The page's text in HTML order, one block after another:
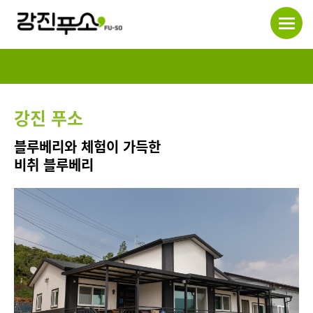
강진 푸소
블루베리와 체험이 가득한
비취 블루베리